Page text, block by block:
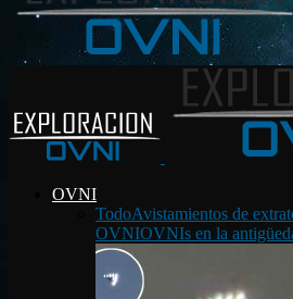
OVNI
TodoAvistamientos de
OVNIOVNIs en la